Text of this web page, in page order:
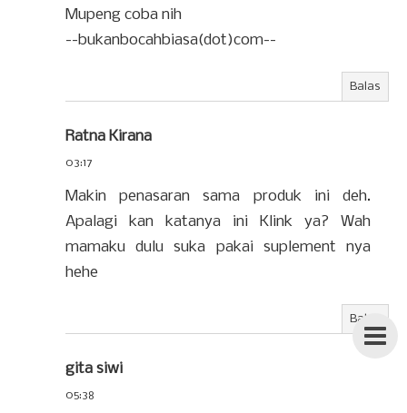
Mupeng coba nih
--bukanbocahbiasa(dot)com--
Balas
Ratna Kirana
03:17
Makin penasaran sama produk ini deh.
Apalagi kan katanya ini Klink ya? Wah
mamaku dulu suka pakai suplement nya
hehe
Balas
gita siwi
05:38